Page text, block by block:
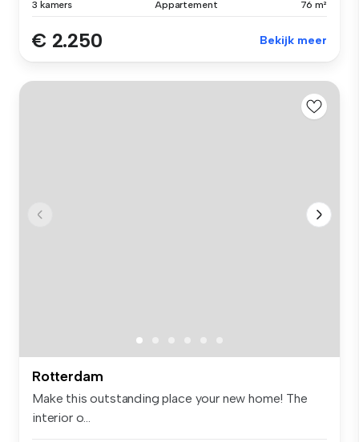
3 kamers Appartement 76 m²
€ 2.250 Bekijk meer
Rotterdam
Make this outstanding place your new home! The
interior o...